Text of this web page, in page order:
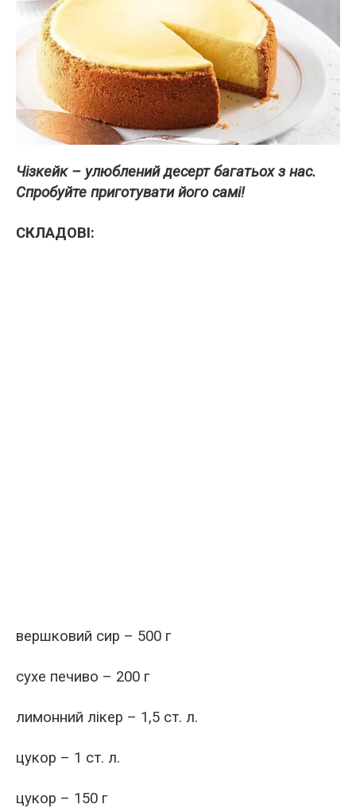
Чізкейк – улюблений десерт багатьох з нас.
Cпробуйте приготувати його самі!
СКЛАДОВІ:
вершковий сир – 500 г
сухе печиво – 200 г
лимонний лікер – 1,5 ст. л.
цукор – 1 ст. л.
цукор – 150 г